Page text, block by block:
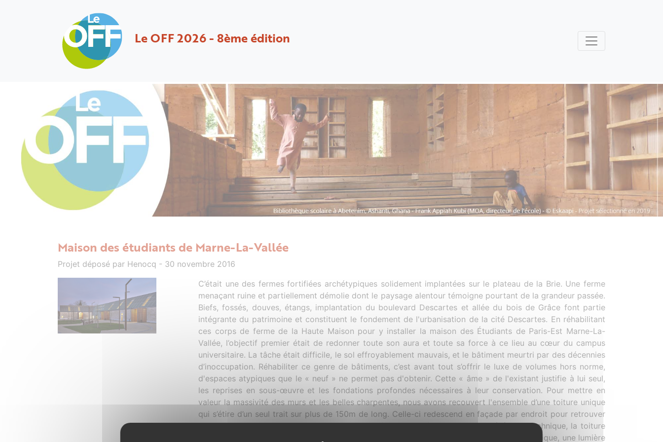
Le OFF 2026 - 8ème édition
Maison des étudiants de Marne-La-Vallée
Projet déposé par Henocq - 30 novembre 2016
C’était une des fermes fortifiées archétypiques solidement implantées sur le plateau de la Brie. Une ferme
menaçant ruine et partiellement démolie dont le paysage alentour témoigne pourtant de la grandeur passée.
Biefs, fossés, douves, étangs, implantation du boulevard Descartes et allée du bois de Grâce font partie
intégrante du patrimoine et constituent le fondement de l'urbanisation de la cité Descartes. En réhabilitant
ces corps de ferme de la Haute Maison pour y installer la maison des Étudiants de Paris-Est Marne-La-
Vallée, l’objectif premier était de redonner toute son aura et toute sa force à ce lieu au cœur du campus
universitaire. La tâche était difficile, le sol effroyablement mauvais, et le bâtiment meurtri par des décennies
d’inoccupation. Réhabiliter ce genre de bâtiments, c’est avant tout s’offrir le luxe de volumes hors norme,
d'espaces atypiques que le « neuf » ne permet pas d'obtenir. Cette « âme » de l'existant justifie à lui seul,
les reprises en sous-œuvre et les fondations profondes nécessaires à leur conservation. Pour mettre en
valeur la massivité des murs et les belles charpentes, nous avons recouvert l'ensemble d’une toiture unique
qui s’étire d’un seul trait sur plus de 150m de long. Celle-ci redescend en façade par endroit pour retrouver
la composition originelle tripartie de l’ancienne ferme. A la fois, protectrice, légère et technique, la toiture
apporte toutes les conditions du confort moderne : une forte isolation thermique et acoustique, une lumière